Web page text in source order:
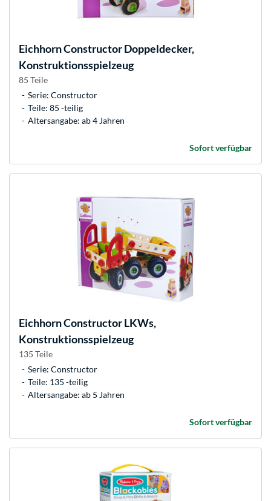
EichhornConstructor Doppeldecker,
Konstruktionsspielzeug
85 Teile
Serie: Constructor
Teile: 85 -teilig
Altersangabe: ab 4 Jahren
Sofort verfügbar
EichhornConstructor LKWs,
Konstruktionsspielzeug
135 Teile
Serie: Constructor
Teile: 135 -teilig
Altersangabe: ab 5 Jahren
Sofort verfügbar